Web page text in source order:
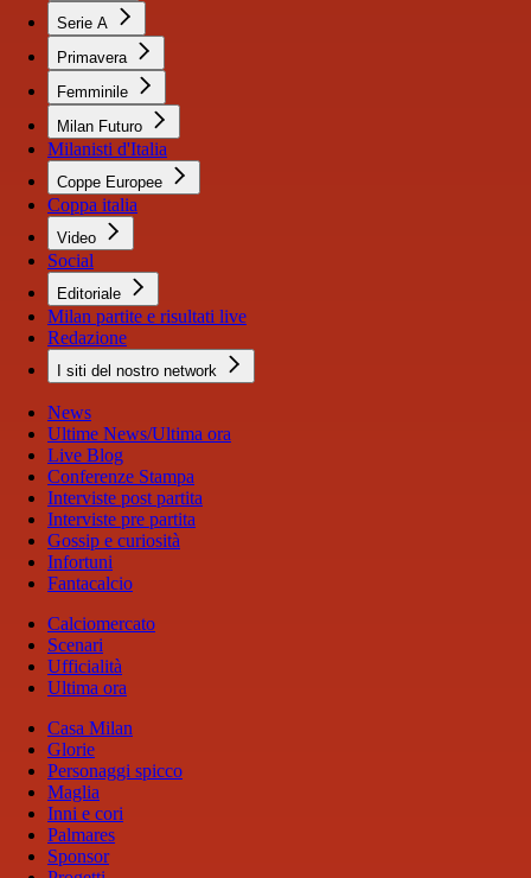
Serie A
Primavera
Femminile
Milan Futuro
Milanisti d'Italia
Coppe Europee
Coppa italia
Video
Social
Editoriale
Milan partite e risultati live
Redazione
I siti del nostro network
News
Ultime News/Ultima ora
Live Blog
Conferenze Stampa
Interviste post partita
Interviste pre partita
Gossip e curiosità
Infortuni
Fantacalcio
Calciomercato
Scenari
Ufficialità
Ultima ora
Casa Milan
Glorie
Personaggi spicco
Maglia
Inni e cori
Palmares
Sponsor